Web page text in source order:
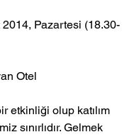
2014, Pazartesi (18.30-
Otel
etkinliği olup katılım
sınırlıdır. Gelmek